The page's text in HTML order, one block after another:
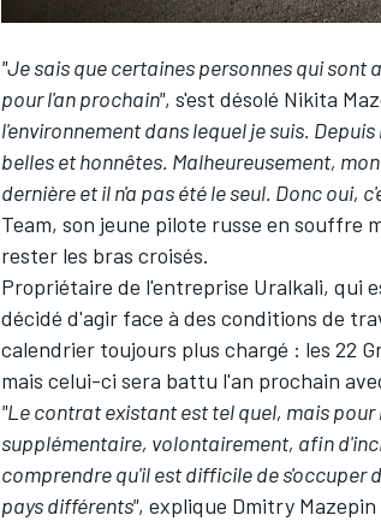
WEC
"Je sais que certaines personnes qui sont
pour l'an prochain", s'est désolé Nikita
l'environnement dans lequel je suis.
belles et honnêtes. Malheureusement,
dernière et il n'a pas été le seul. Donc oui,
Team, son jeune pilote russe en souffre
rester les bras croisés.
Propriétaire de l'entreprise Uralkali, qui
décidé d'agir face à des conditions de
calendrier toujours plus chargé : les 22
mais celui-ci sera battu l'an prochain
"Le contrat existant est tel quel, mais
supplémentaire, volontairement, afin
comprendre qu'il est difficile de s'occuper
pays différents", explique Dmitry